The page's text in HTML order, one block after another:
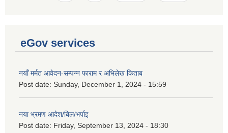
eGov services
नयाँ मर्मत आवेदन-सम्पन्न फाराम र अभिलेख किताब
Post date: Sunday, December 1, 2024 - 15:59
नया भ्रमण आदेश/बिल/भर्पाइ
Post date: Friday, September 13, 2024 - 18:30